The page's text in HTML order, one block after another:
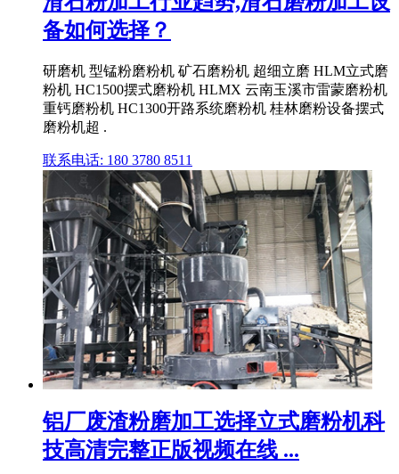
备如何选择？
研磨机 型锰粉磨粉机 矿石磨粉机 超细立磨 HLM立式磨
粉机 HC1500摆式磨粉机 HLMX 云南玉溪市雷蒙磨粉机
重钙磨粉机 HC1300开路系统磨粉机 桂林磨粉设备摆式
磨粉机超 .
联系电话: 180 3780 8511
铝厂废渣粉磨加工选择立式磨粉机科
技高清完整正版视频在线 ...